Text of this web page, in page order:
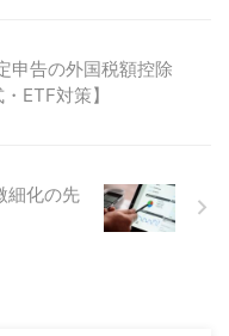
申告の外国税額控除
ETF対策】
細化の先